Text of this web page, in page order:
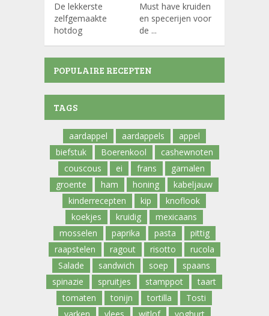
De lekkerste
zelfgemaakte
hotdog
Must have kruiden
en specerijen voor
de ...
POPULAIRE RECEPTEN
TAGS
aardappel aardappels
appel
biefstuk
Boerenkool
cashewnoten
couscous
ei frans
garnalen
groente
ham honing
kabeljauw
kinderrecepten
kip
knoflook
koekjes
kruidig
mexicaans
mosselen
paprika pasta
pittig
raapstelen
ragout risotto
rucola
Salade
sandwich soep
spaans
spinazie
spruitjes stamppot
taart
tomaten
tonijn tortilla
Tosti